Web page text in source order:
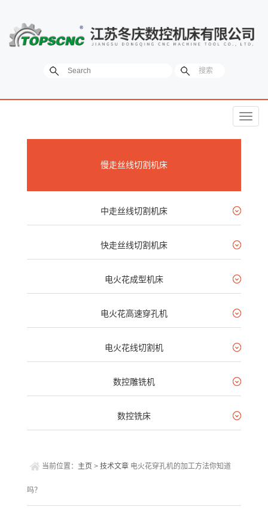
菜
慢走丝线切割机床
中走丝线切割机床
快走丝线切割机床
电火花成型机床
电火花高速穿孔机
电火花线切割机
数控雕铣机
数控铣床
当前位置： 主页 > 技术文章 电火花穿孔机的加工方法你知道
吗？